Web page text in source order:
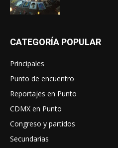
CATEGORÍA POPULAR
Principales
Punto de encuentro
Reportajes en Punto
CDMX en Punto
Congreso y partidos
Secundarias